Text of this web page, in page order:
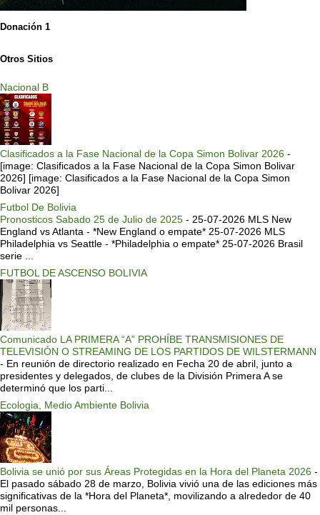
Donación 1
Otros Sitios
Nacional B
Clasificados a la Fase Nacional de la Copa Simon Bolivar 2026 -
[image: Clasificados a la Fase Nacional de la Copa Simon Bolivar
2026] [image: Clasificados a la Fase Nacional de la Copa Simon
Bolivar 2026]
Futbol De Bolivia
Pronosticos Sabado 25 de Julio de 2025 - 25-07-2026 MLS New
England vs Atlanta - *New England o empate* 25-07-2026 MLS
Philadelphia vs Seattle - *Philadelphia o empate* 25-07-2026 Brasil
serie ...
FUTBOL DE ASCENSO BOLIVIA
Comunicado LA PRIMERA “A” PROHÍBE TRANSMISIONES DE
TELEVISIÓN O STREAMING DE LOS PARTIDOS DE WILSTERMANN
- En reunión de directorio realizado en Fecha 20 de abril, junto a
presidentes y delegados, de clubes de la División Primera A se
determinó que los parti...
Ecologia, Medio Ambiente Bolivia
Bolivia se unió por sus Áreas Protegidas en la Hora del Planeta 2026 -
El pasado sábado 28 de marzo, Bolivia vivió una de las ediciones más
significativas de la *Hora del Planeta*, movilizando a alrededor de 40
mil personas...